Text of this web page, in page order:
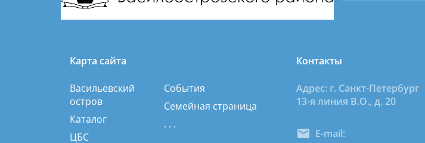
Карта сайта
Васильевский
остров
Каталог
ЦБС
События
Семейная страница
. . .
Контакты
Адрес: г. Санкт-Петербург
13-я линия В.О., д. 20
E-mail: